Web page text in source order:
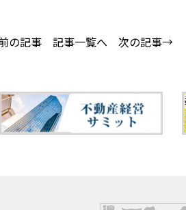
の記事 記事一覧へ 次の記事→